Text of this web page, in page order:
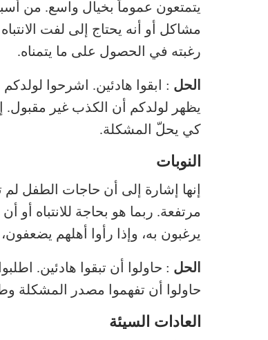
يتمتعون عموماً بخيال واسع. من
مشاكل أو أنه يحتاج إلى لفت
رغبته في الحصول على ما يتمناه.
الحل : ابقوا هادئين. اشرحوا
يظهر لولدكم أن الكذب غير مقبول.
كي يحلّ المشكلة.
النوبات
إنها إشارة إلى أن حاجات الطفل
مرتفعة. ربما هو بحاجة للانتباه أو
يرغبون به، وإذا رأوا أهلهم
الحل : حاولوا أن تبقوا هادئين.
حاولوا أن تفهموا مصدر المشكلة
العادات السيئة